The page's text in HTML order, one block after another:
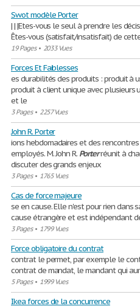
Swot modèle Porter
| | |Etes-vous le seul à prendre les
Êtes-vous (satisfait/insatisfait) de
19 Pages• 2033 Vues
Forces Et Faiblesses
es durabilités des produits : produit à
produit à client unique avec plusieurs
et le
3 Pages• 2257 Vues
John R. Porter
ions hebdomadaires et des
employés. M. John R. Porterréunit à
discuter des grands enjeux
3 Pages• 1765 Vues
Cas de force majeure
se en cause. Elle n'est pour rien dans
cause étrangère et est indépendant
3 Pages• 1799 Vues
Force obligatoire du contrat
contrat le permet, par exemple le
contrat de mandat, le mandant qui
5 Pages• 1999 Vues
Ikea forces de la concurrence